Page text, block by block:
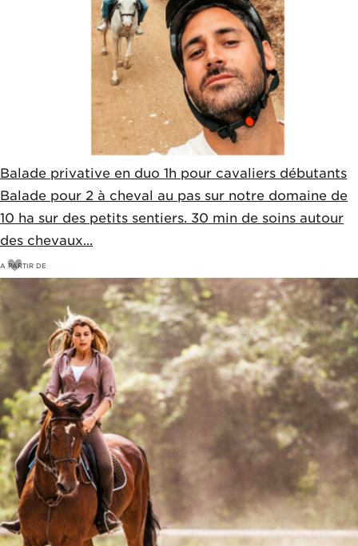
Balade privative en duo 1h pour cavaliers débutants
Balade pour 2 à cheval au pas sur notre domaine de
10 ha sur des petits sentiers. 30 min de soins autour
des chevaux...
A PARTIR DE
72